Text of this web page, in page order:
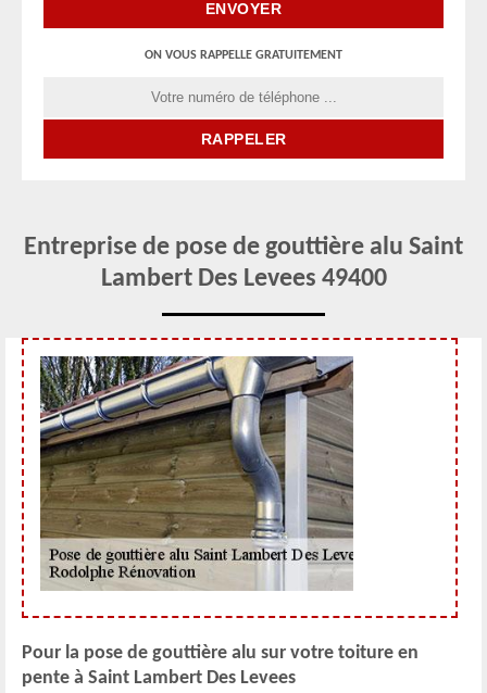
ON VOUS RAPPELLE GRATUITEMENT
Entreprise de pose de gouttière alu Saint
Lambert Des Levees 49400
Pour la pose de gouttière alu sur votre toiture en
pente à Saint Lambert Des Levees